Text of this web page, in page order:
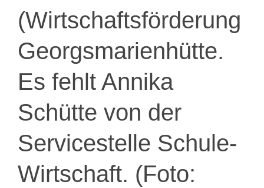
(Wirtschaftsförderung
Georgsmarienhütte.
Es fehlt Annika
Schütte von der
Servicestelle Schule-
Wirtschaft. (Foto: